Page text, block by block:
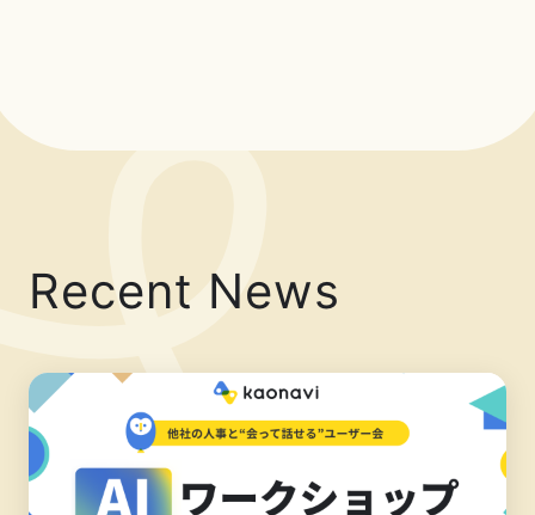
Recent News